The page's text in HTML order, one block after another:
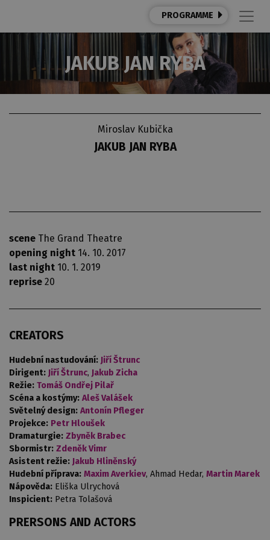
PROGRAMME
JAKUB JAN RYBA
Miroslav Kubička
JAKUB JAN RYBA
scene The Grand Theatre
opening night 14. 10. 2017
last night 10. 1. 2019
reprise 20
CREATORS
Hudební nastudování: Jiří Štrunc
Dirigent: Jiří Štrunc, Jakub Zicha
Režie: Tomáš Ondřej Pilař
Scéna a kostýmy: Aleš Valášek
Světelný design: Antonín Pfleger
Projekce: Petr Hloušek
Dramaturgie: Zbyněk Brabec
Sbormistr: Zdeněk Vimr
Asistent režie: Jakub Hliněnský
Hudební příprava: Maxim Averkiev, Ahmad Hedar, Martin Marek
Nápověda: Eliška Ulrychová
Inspicient: Petra Tolašová
PRERSONS AND ACTORS